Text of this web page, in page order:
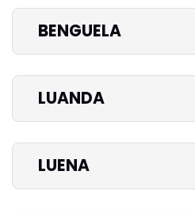
BENGUELA
LUANDA
LUENA